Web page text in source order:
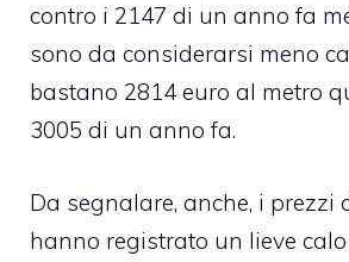
contro i 2147 di un anno fa
sono da considerarsi meno
bastano 2814 euro al metro
3005 di un anno fa.
Da segnalare, anche, i prezzi
hanno registrato un lieve